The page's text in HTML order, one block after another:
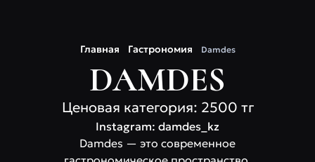
Главная Гастрономия Damdes
DAMDES
Ценовая категория: 2500 тг
Instagram: damdes_kz
Damdes — это современное